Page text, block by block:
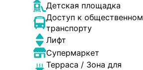
Детская площадка
Доступ к
транспорту
Лифт
Супермаркет
Терраса / Зона для